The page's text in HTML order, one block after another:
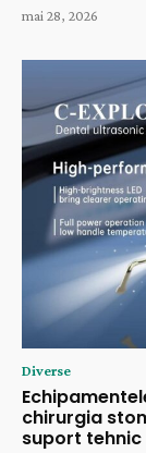
mai 28, 2026
Diverse
chirurgia
suport